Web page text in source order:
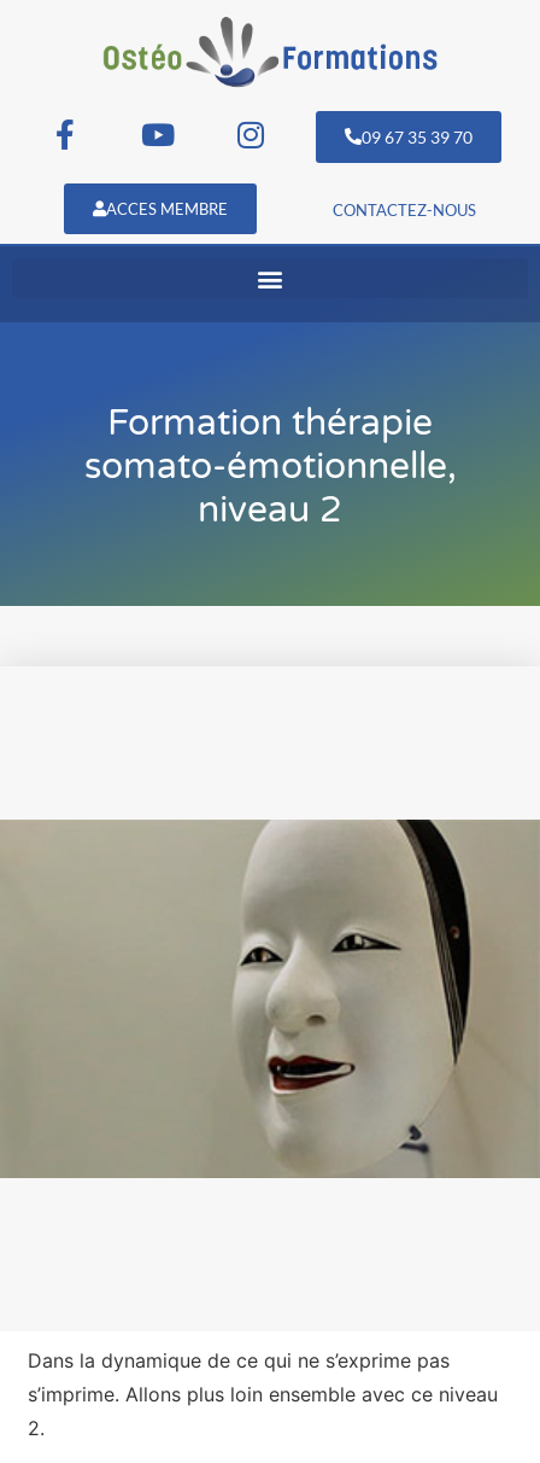
09 67 35 39 70
ACCES MEMBRE CONTACTEZ-NOUS
Formation thérapie
somato-émotionnelle,
niveau 2
Dans la dynamique de ce qui ne s’exprime pas
s’imprime. Allons plus loin ensemble avec ce niveau
2.